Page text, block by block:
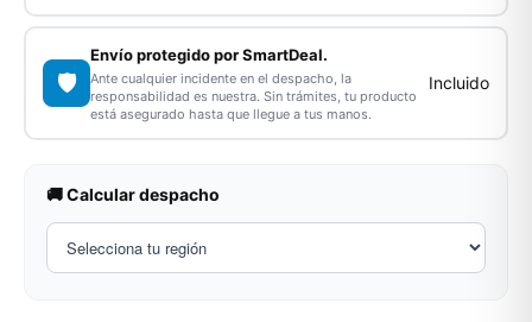
🛡️
Envío protegido por SmartDeal.
Ante cualquier incidente en el despacho, la
responsabilidad es nuestra. Sin trámites, tu producto
está asegurado hasta que llegue a tus manos.
Incluido
🚚 Calcular despacho